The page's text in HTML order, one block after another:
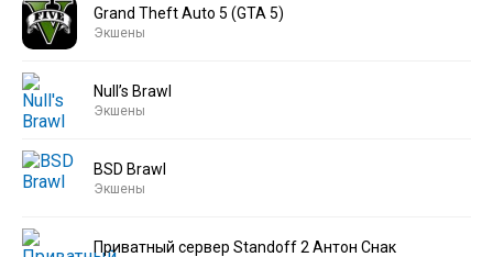
Grand Theft Auto 5 (GTA 5)
Экшены
Null’s Brawl
Экшены
BSD Brawl
Экшены
Приватный сервер Standoff 2 Антон Снак